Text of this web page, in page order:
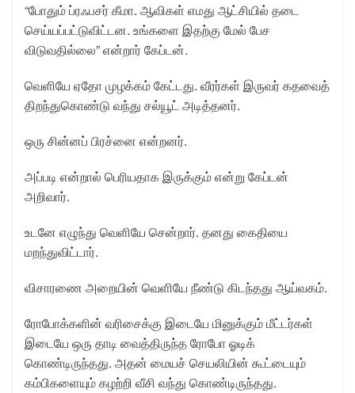
“போதும் ப்ரஃபசர் கீமா. ஆவிகள் எமது ஆட்சியில் தடை
செய்யப்பட்டுவிட்டன. உங்களை இதற்கு மேல் பேச
விடுவதில்லை” என்றார் கேப்டன்.
வெளியே ஏதோ முழக்கம் கேட்டது. வீரர்கள் இருவர் கதவைத்
திறந்துகொண்டு வந்து சல்யூட் அடித்தனர்.
ஒரு சின்னப் பிரச்னை என்றனர்.
அப்படி என்றால் பெரியதாக இருக்கும் என்று கேப்டன்
அறிவார்.
உடனே எழுந்து வெளியே சென்றார். தனது கைதியை
மறந்துவிட்டார்.
விசாரணை அறையின் வெளியே நீண்டு கிடந்தது ஆய்வகம்.
ரோபோக்களின் வரிசைக்கு இடையே மினுக்கும் மீட்டர்கள்
இடையே ஒரு தாடி வைத்திருந்த ரோபோ ஓடிக்
கொண்டிருந்தது. அதன் மையச் செயலியின் கூட்டையும்
கம்பிகளையும் கழற்றி வீசி வந்து கொண்டிருந்தது.